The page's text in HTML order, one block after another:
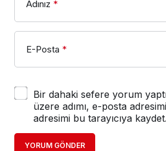
Adınız *
E-Posta *
Bir dahaki sefere yorum
üzere adımı, e-posta
adresimi bu tarayıcıya kaydet.
YORUM GÖNDER